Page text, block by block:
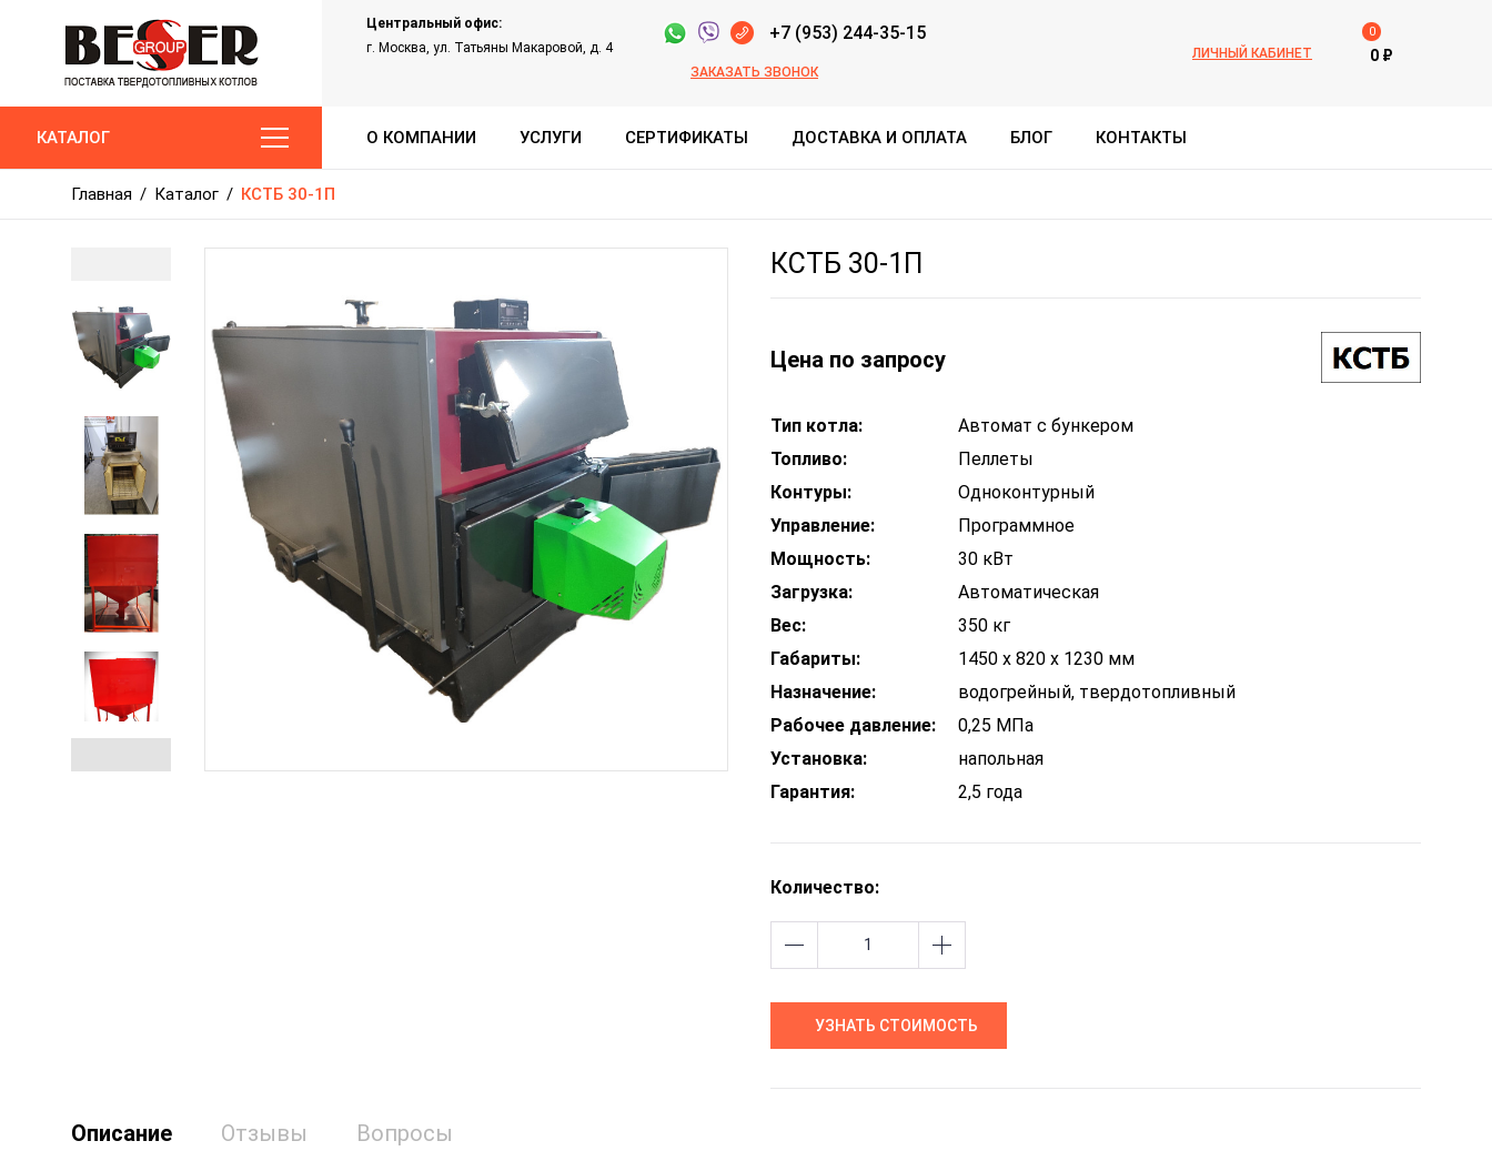
Центральный офис:
г. Москва, ул. Татьяны Макаровой, д. 4
+7 (953) 244-35-15
ЗАКАЗАТЬ ЗВОНОК
ЛИЧНЫЙ КАБИНЕТ
0
0 ₽
КАТАЛОГ О КОМПАНИИ УСЛУГИ СЕРТИФИКАТЫ ДОСТАВКА И ОПЛАТА БЛОГ КОНТАКТЫ
Главная / Каталог / КСТБ 30-1П
КСТБ 30-1П
Цена по запросу
Тип котла:
Автомат с бункером
Топливо:
Пеллеты
Контуры:
Одноконтурный
Управление:
Программное
Мощность:
30 кВт
Загрузка:
Автоматическая
Вес:
350 кг
Габариты:
1450 x 820 x 1230 мм
Назначение:
водогрейный, твердотопливный
Рабочее давление:
0,25 МПа
Установка:
напольная
Гарантия:
2,5 года
Количество:
УЗНАТЬ СТОИМОСТЬ
Описание Отзывы Вопросы